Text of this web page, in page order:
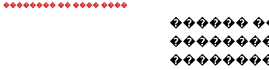
�������� �� ���� ����
������